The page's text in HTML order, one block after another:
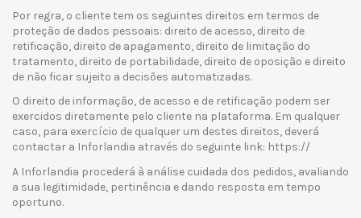
Por regra, o cliente tem os seguintes direitos em termos de
proteção de dados pessoais: direito de acesso, direito de
retificação, direito de apagamento, direito de limitação do
tratamento, direito de portabilidade, direito de oposição e direito
de não ficar sujeito a decisões automatizadas.
O direito de informação, de acesso e de retificação podem ser
exercidos diretamente pelo cliente na plataforma. Em qualquer
caso, para exercício de qualquer um destes direitos, deverá
contactar a Inforlandia através do seguinte link: https://
A Inforlandia procederá à análise cuidada dos pedidos, avaliando
a sua legitimidade, pertinência e dando resposta em tempo
oportuno.